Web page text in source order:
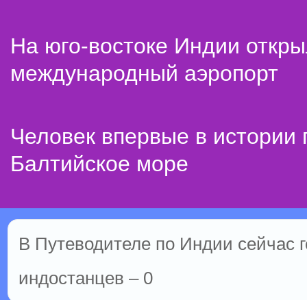
На юго-востоке Индии
международный аэропорт
Человек впервые в истории
Балтийское море
В Путеводителе по Индии сейчас
индостанцев – 0